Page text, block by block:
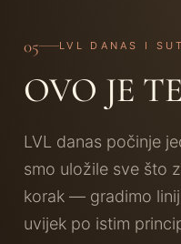
05 LVL DANAS I
OVO JE
LVL danas počinje
smo uložile sve što
korak — gradimo
uvijek po istim